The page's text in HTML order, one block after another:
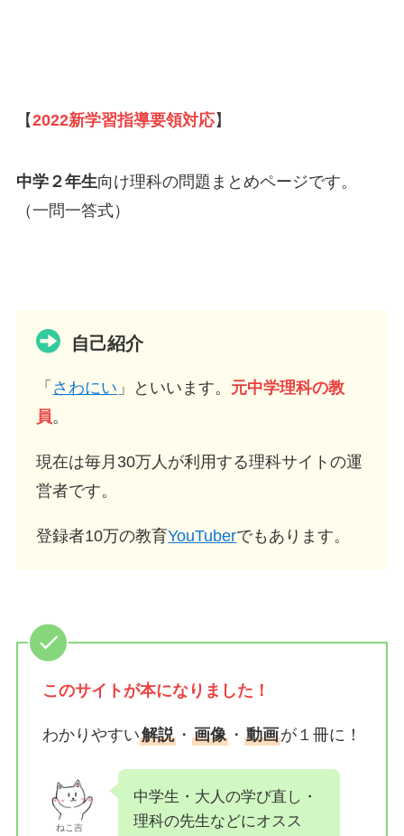
【2022新学習指導要領対応】
中学２年生向け理科の問題まとめページです。
（一問一答式）
自己紹介
「 さわにい 」といいます。 元中学理科の教
員 。
現在は毎月30万人が利用する理科サイトの運
営者です。
登録者10万の教育YouTuberでもあります。
このサイトが本になりました！
わかりやすい解説・ 画像・ 動画が１冊に！
ねこ吉
中学生・大人の学び直し・
理科の先生などにオスス